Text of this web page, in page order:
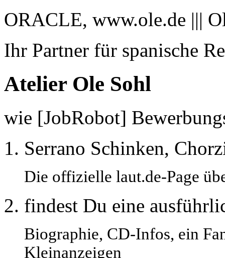
ORACLE, www.ole.de |||
Ihr Partner für spanische
Atelier Ole Sohl
wie [JobRobot]
Serrano Schinken,
Die offizielle laut.de-Page
findest Du eine
Biographie, CD-Infos, ein
Kleinanzeigen